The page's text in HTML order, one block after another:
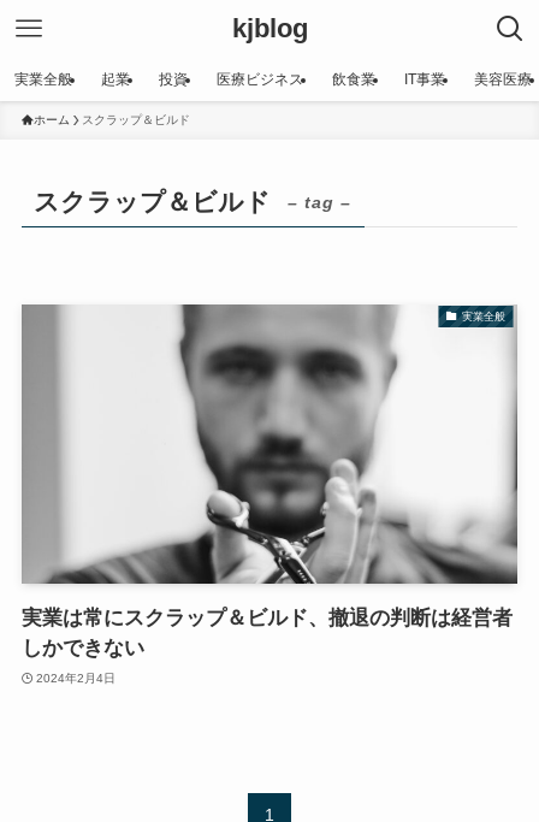
kjblog
実業全般 起業 投資 医療ビジネス 飲食業 IT事業 美容医療
ホーム スクラップ＆ビルド
スクラップ＆ビルド – tag –
実業全般
実業は常にスクラップ＆ビルド、撤退の判断は経営者
しかできない
2024年2月4日
1